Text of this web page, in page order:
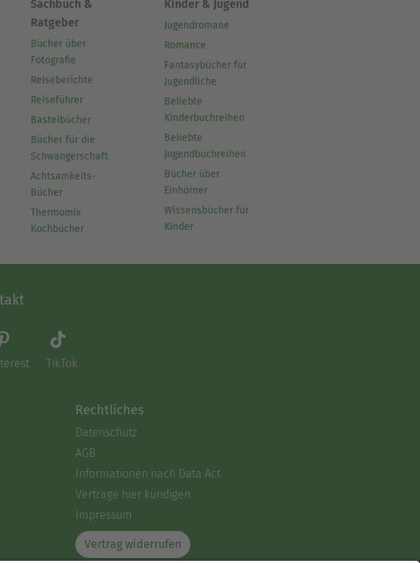
Sachbuch &
Ratgeber
Bücher über
Fotografie
Reiseberichte
Reiseführer
Bastelbücher
Bücher für die
Schwangerschaft
Achtsamkeits-
Bücher
Thermomix
Kochbücher
Kinder & Jugend
Jugendromane
Romance
Fantasybücher für
Jugendliche
Beliebte
Kinderbuchreihen
Beliebte
Jugendbuchreihen
Bücher über
Einhörner
Wissensbücher für
Kinder
TikTok
Rechtliches
Datenschutz
AGB
Informationen nach Data Act
Verträge hier kündigen
Impressum
Vertrag widerrufen